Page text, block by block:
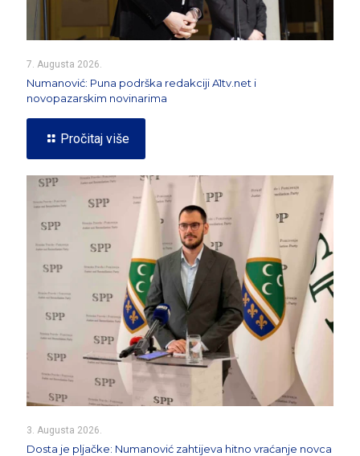
7. Augusta 2026.
Numanović: Puna podrška redakciji A1tv.net i
novopazarskim novinarima
Pročitaj više
3. Augusta 2026.
Dosta je pljačke: Numanović zahtijeva hitno vraćanje novca